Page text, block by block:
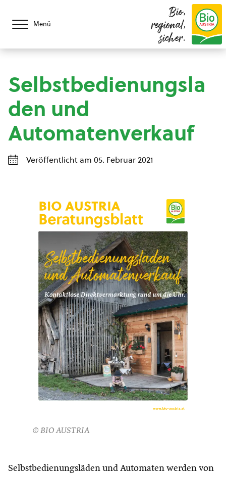
Menü
Bio,
regional,
sicher.
Selbstbedienungsla
den und
Automatenverkauf
Veröffentlicht am 05. Februar 2021
© BIO AUSTRIA
Selbstbedienungsläden und Automaten werden von